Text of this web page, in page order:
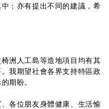
；亦有提出不同的建議，希
洲人工島等造地項目均有其
我期望社會各界支持特區政
期盼。
各位朋友身體健康、生活愉